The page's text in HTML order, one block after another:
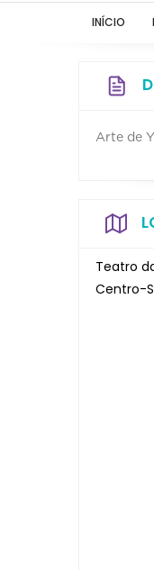
INÍCIO
Arte de
Teatro
Centro-